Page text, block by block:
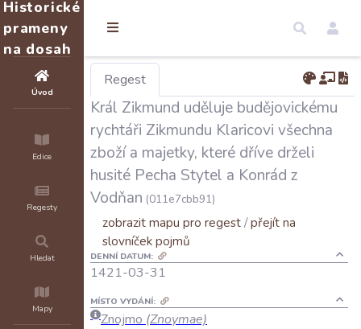
Historické
prameny
na dosah
Úvod
Edice
Regesty
Hledat
Mapy
Regest
Král Zikmund uděluje budějovickému
rychtáři Zikmundu Klaricovi všechna
zboží a majetky, které dříve drželi
husité Pecha Stytel a Konrád z
Vodňan (011e7cbb91)
zobrazit mapu pro regest/přejít na
slovníček pojmů
DENNÍ DATUM:
1421-03-31
MÍSTO VYDÁNÍ:
Znojmo (Znoymae)